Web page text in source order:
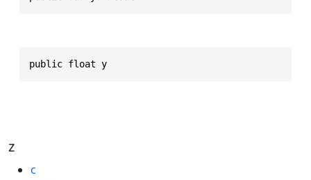
public float y
z
c